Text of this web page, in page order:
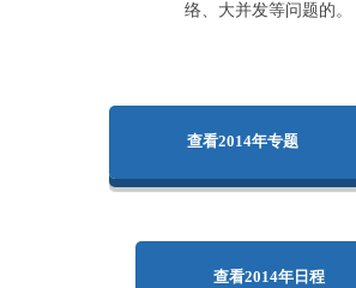
络、大并发等问题的。
查看2014年专题
查看2014年日程